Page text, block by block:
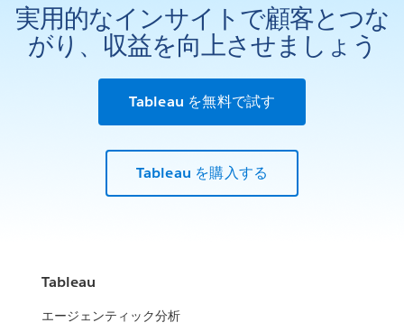
実用的なインサイトで顧客とつな
がり、収益を向上させましょう
Tableau を無料で試す
Tableau を購入する
Tableau
エージェンティック分析